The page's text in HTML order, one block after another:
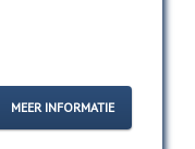
MEER INFORMATIE